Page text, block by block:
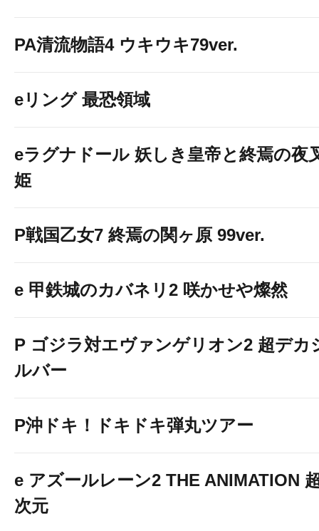
PA清流物語4 ウキウキ79ver.
eリング 最恐領域
eラグナドール 妖しき皇帝と終焉の夜
姫
P戦国乙女7 終焉の関ヶ原 99ver.
e 甲鉄城のカバネリ2 咲かせや燦然
P ゴジラ対エヴァンゲリオン2 超デカ
ルバー
P沖ドキ！ドキドキ弾丸ツアー
e アズールレーン2 THE ANIMATION
次元